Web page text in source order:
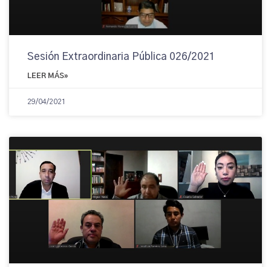
Sesión Extraordinaria Pública 026/2021
LEER MÁS»
29/04/2021